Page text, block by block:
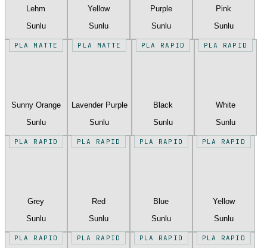
Lehm
Sunlu
Yellow
Sunlu
Purple
Sunlu
Pink
Sunlu
PLA MATTE
Sunny Orange
Sunlu
PLA MATTE
Lavender Purple
Sunlu
PLA RAPID
Black
Sunlu
PLA RAPID
White
Sunlu
PLA RAPID
Grey
Sunlu
PLA RAPID
Red
Sunlu
PLA RAPID
Blue
Sunlu
PLA RAPID
Yellow
Sunlu
PLA RAPID PLA RAPID PLA RAPID PLA RAPID